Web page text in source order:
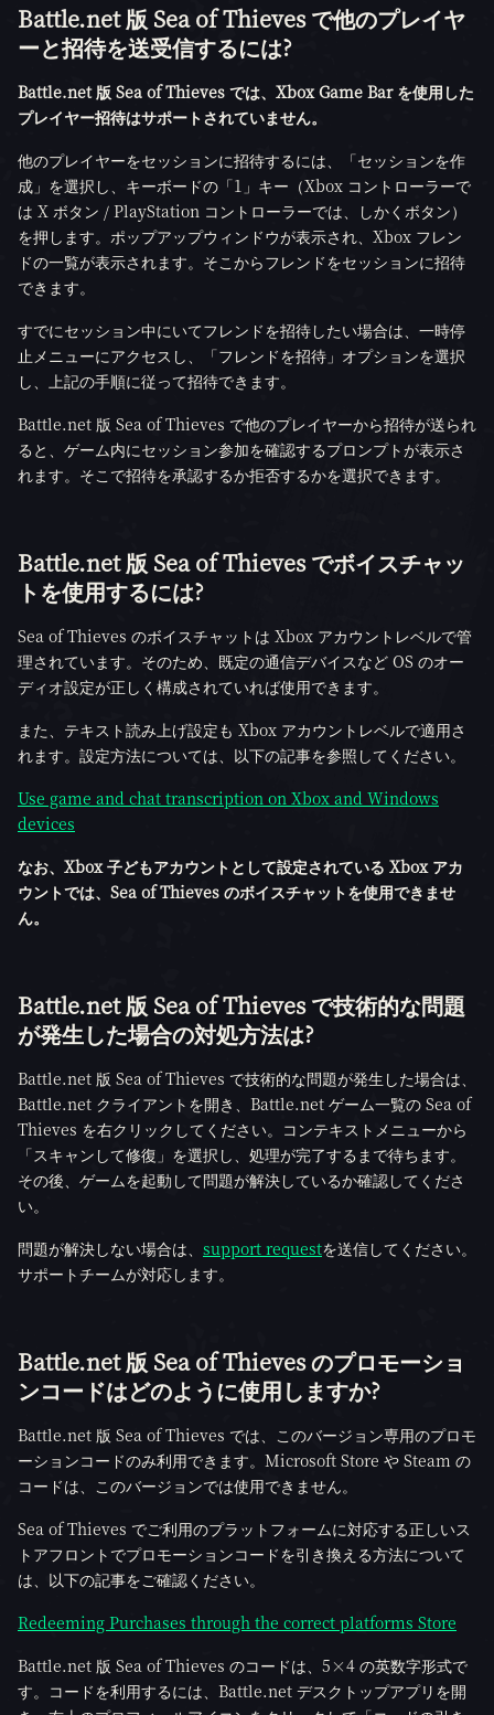
Battle.net 版 Sea of Thieves で他のプレイヤ
ーと招待を送受信するには?
Battle.net 版 Sea of Thieves では、Xbox Game Bar を使用した
プレイヤー招待はサポートされていません。
他のプレイヤーをセッションに招待するには、「セッションを作
成」を選択し、キーボードの「1」キー（Xbox コントローラーで
は X ボタン / PlayStation コントローラーでは、しかくボタン）
を押します。ポップアップウィンドウが表示され、Xbox フレン
ドの一覧が表示されます。そこからフレンドをセッションに招待
できます。
すでにセッション中にいてフレンドを招待したい場合は、一時停
止メニューにアクセスし、「フレンドを招待」オプションを選択
し、上記の手順に従って招待できます。
Battle.net 版 Sea of Thieves で他のプレイヤーから招待が送られ
ると、ゲーム内にセッション参加を確認するプロンプトが表示さ
れます。そこで招待を承認するか拒否するかを選択できます。
Battle.net 版 Sea of Thieves でボイスチャッ
トを使用するには?
Sea of Thieves のボイスチャットは Xbox アカウントレベルで管
理されています。そのため、既定の通信デバイスなど OS のオー
ディオ設定が正しく構成されていれば使用できます。
また、テキスト読み上げ設定も Xbox アカウントレベルで適用さ
れます。設定方法については、以下の記事を参照してください。
Use game and chat transcription on Xbox and Windows
devices
なお、Xbox 子どもアカウントとして設定されている Xbox アカ
ウントでは、Sea of Thieves のボイスチャットを使用できませ
ん。
Battle.net 版 Sea of Thieves で技術的な問題
が発生した場合の対処方法は?
Battle.net 版 Sea of Thieves で技術的な問題が発生した場合は、
Battle.net クライアントを開き、Battle.net ゲーム一覧の Sea of
Thieves を右クリックしてください。コンテキストメニューから
「スキャンして修復」を選択し、処理が完了するまで待ちます。
その後、ゲームを起動して問題が解決しているか確認してくださ
い。
問題が解決しない場合は、 support requestを送信してください。
サポートチームが対応します。
Battle.net 版 Sea of Thieves のプロモーショ
ンコードはどのように使用しますか?
Battle.net 版 Sea of Thieves では、このバージョン専用のプロモ
ーションコードのみ利用できます。Microsoft Store や Steam の
コードは、このバージョンでは使用できません。
Sea of Thieves でご利用のプラットフォームに対応する正しいス
トアフロントでプロモーションコードを引き換える方法について
は、以下の記事をご確認ください。
Redeeming Purchases through the correct platforms Store
Battle.net 版 Sea of Thieves のコードは、5×4 の英数字形式で
す。コードを利用するには、Battle.net デスクトップアプリを開